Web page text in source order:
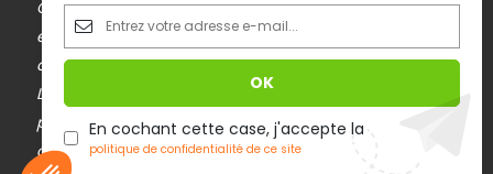
En cochant cette case, j'accepte la
politique de confidentialité de ce site
Cafedupatrimoine.com ne pourra en aucun cas être
engagée en cas d’erreur, d’omission ou
d’investissement inopportun.
Le trading est risqué et vous pouvez perdre une
partie ou la totalité de votre capital investi. Investir
comporte des risques de pertes en capital.